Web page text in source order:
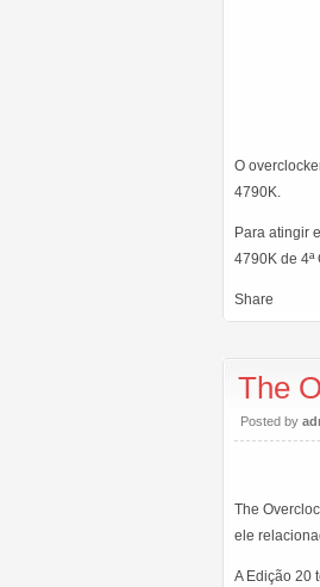
O
4790K.
Para atingir
4790K de 4ª
Share
The
Posted by
The
ele
A Edição 20